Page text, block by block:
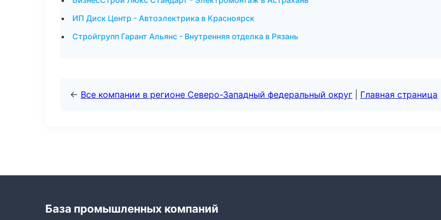
ИП Диск Центр - Автоэлектрика в Красноярск
Стройгрупп Гарант Альянс - Внутренняя отделка в Рязань
← Все компании в регионе Северо-Западный федеральный округ Главная страница
База промышленных компаний